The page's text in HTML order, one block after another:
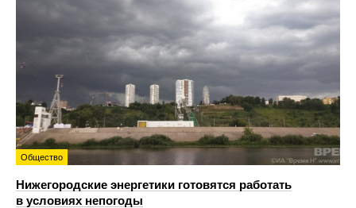
Общество
Нижегородские энергетики готовятся работать
в условиях непогоды